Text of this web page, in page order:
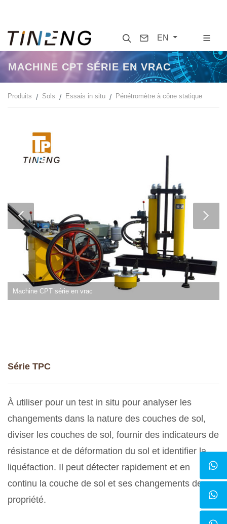
SearchContact
EN
MACHINE CPT SÉRIE EN VRAC
Produits Sols Essais in situ Pénétromètre à cône statique
Machine CPT série en vrac
Série TPC
À utiliser pour un test in situ pour analyser les
changements dans la nature des couches de sol,
diviser les couches de sol, fournir des indicateurs de
résistance et de déformation du sol et identifier la
liquéfaction. Il peut détecter rapidement et en
continu la couche de sol et ses changements de
propriété.